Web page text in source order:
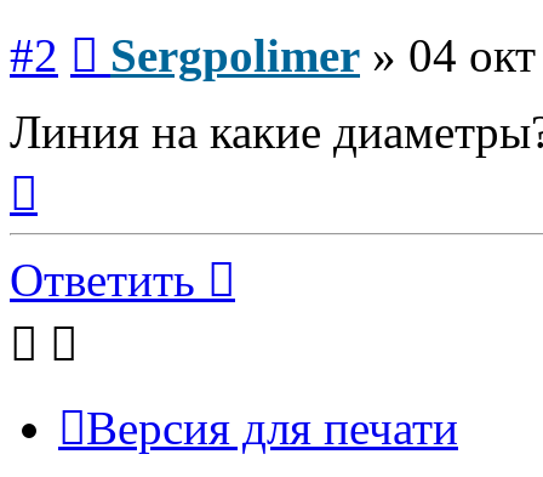
#2 Sergpolimer » 04
Линия на какие
началу
Ответить
Версия для печати